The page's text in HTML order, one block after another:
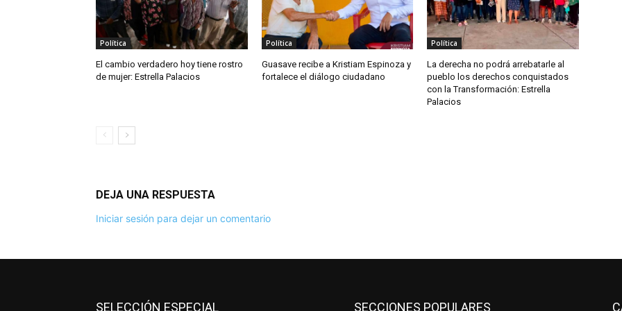
Política
El cambio verdadero hoy tiene rostro
de mujer: Estrella Palacios
Política
Guasave recibe a Kristiam Espinoza y
fortalece el diálogo ciudadano
Política
La derecha no podrá arrebatarle al
pueblo los derechos conquistados
con la Transformación: Estrella
Palacios
DEJA UNA RESPUESTA
Iniciar sesión para dejar un comentario
SELECCIÓN ESPECIAL SECCIONES POPULARES